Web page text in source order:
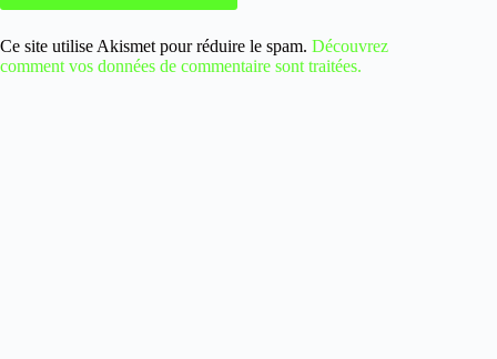
Ce site utilise Akismet pour réduire le spam. Découvrez
comment vos données de commentaire sont traitées.